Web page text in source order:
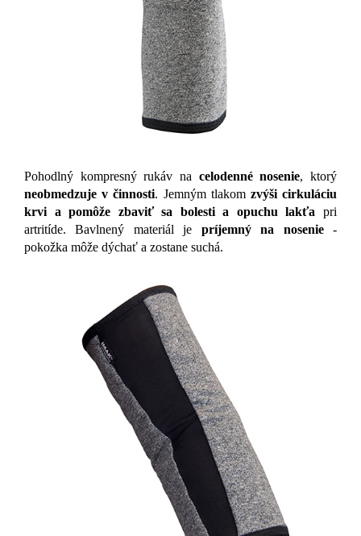
Pohodlný kompresný rukáv na celodenné nosenie, ktorý
neobmedzuje v činnosti. Jemným tlakom zvýši cirkuláciu
krvi a pomôže zbaviť sa bolesti a opuchu lakťa pri
artritíde. Bavlnený materiál je príjemný na nosenie-
pokožka môže dýchať a zostane suchá.